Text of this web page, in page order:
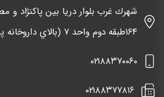
شهرك غرب بلوار دريا بين پاكنژاد
١٦٤طبقه دوم واحد ٧ (بالاي داروخانه پرسيان)
٠٢١٨٨٣٧٠٠٦٠
٠٢١٨٨٣٧٧٨١٦